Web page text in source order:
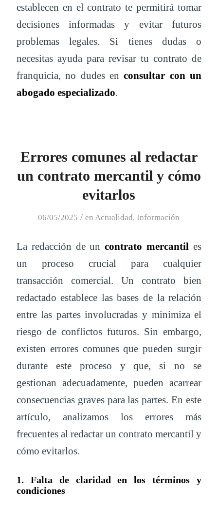
establecen en el contrato te permitirá tomar
decisiones informadas y evitar futuros
problemas legales. Si tienes dudas o
necesitas ayuda para revisar tu contrato de
franquicia, no dudes enconsultar con un
abogado especializado.
Errores comunes al redactar
un contrato mercantil y cómo
evitarlos
06/05/2025 / en Actualidad, Información
La redacción de uncontrato mercantil es
un proceso crucial para cualquier
transacción comercial. Un contrato bien
redactado establece las bases de la relación
entre las partes involucradas y minimiza el
riesgo de conflictos futuros. Sin embargo,
existen errores comunes que pueden surgir
durante este proceso y que, si no se
gestionan adecuadamente, pueden acarrear
consecuencias graves para las partes. En este
artículo, analizamos los errores más
frecuentes al redactar un contrato mercantil y
cómo evitarlos.
1. Falta de claridad en los términos y
condiciones